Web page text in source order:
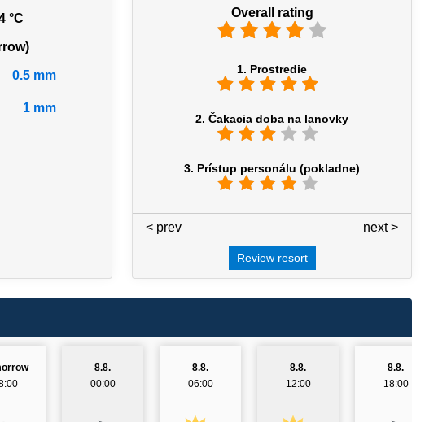
°C
0.5 mm
1 mm
Overall rating
1. Prostredie
2. Čakacia doba na lanovky
3. Prístup personálu (pokladne)
next >
< prev
Review resort
8.8.
00:00
8.8.
06:00
8.8.
12:00
8.8.
18:00